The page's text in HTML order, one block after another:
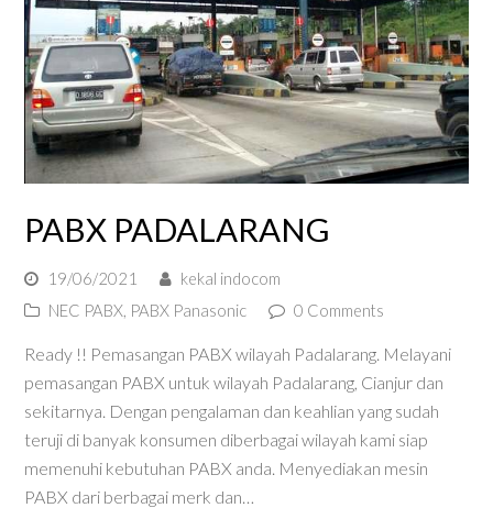
PABX PADALARANG
19/06/2021
kekal indocom
NEC PABX, PABX Panasonic 0 Comments
Ready !! Pemasangan PABX wilayah Padalarang. Melayani
pemasangan PABX untuk wilayah Padalarang, Cianjur dan
sekitarnya. Dengan pengalaman dan keahlian yang sudah
teruji di banyak konsumen diberbagai wilayah kami siap
memenuhi kebutuhan PABX anda. Menyediakan mesin
PABX dari berbagai merk dan…